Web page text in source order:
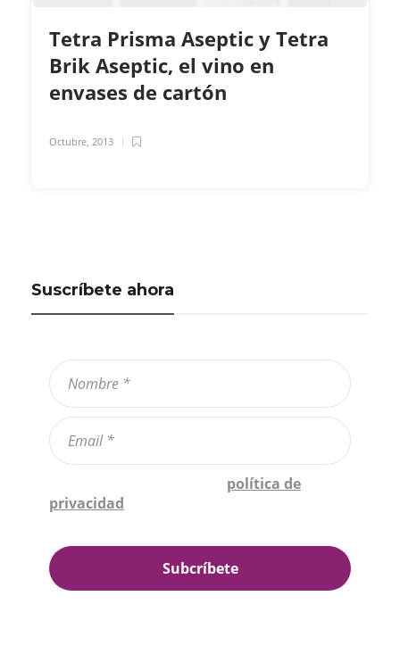
Tetra Prisma Aseptic y Tetra
Brik Aseptic, el vino en
envases de cartón
Octubre, 2013
Suscríbete ahora
política de
privacidad